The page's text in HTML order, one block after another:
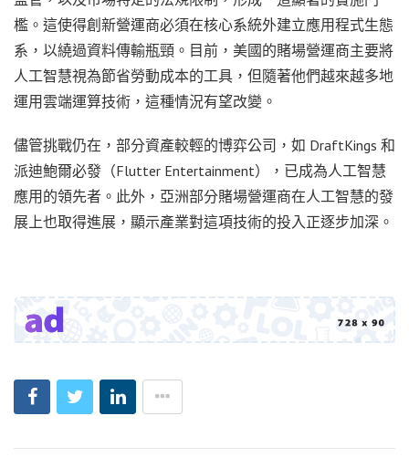
檻。這使得創新營運商必須在核心系統外建立應用程式生態
系，以繞過資料傳輸瓶頸。目前，美國的賭場營運商主要將
人工智慧視為節省勞動成本的工具，但隨著他們越來越多地
運用雲端運算技術，這種情況有望改變。
儘管挑戰仍在，部分資產較輕的博弈公司，如 DraftKings 和
派迪鮑爾必發（Flutter Entertainment），已成為人工智慧
應用的領先者。此外，亞洲部分賭場營運商在人工智慧的發
展上也取得進展，顯示產業對這項技術的投入正逐步加深。